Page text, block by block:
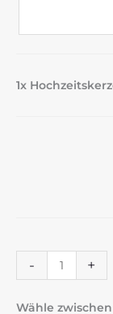
1x
-
Hochzeitskerze
"Flowerheart"
altrosa
+
Wähle zwischen